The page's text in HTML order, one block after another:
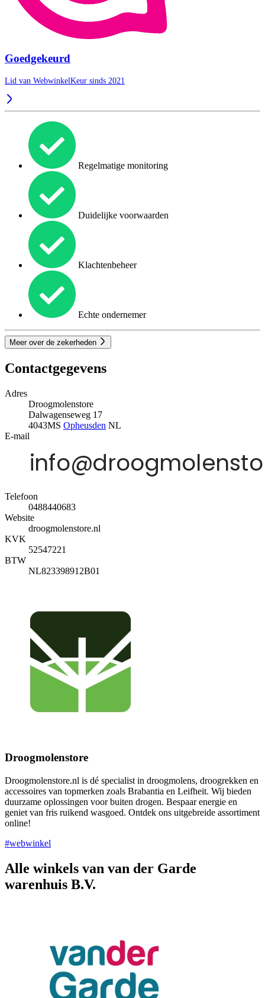
Goedgekeurd
Lid van WebwinkelKeur sinds 2021
Regelmatige monitoring
Duidelijke voorwaarden
Klachtenbeheer
Echte ondernemer
Meer over de zekerheden
Contactgegevens
Adres
Droogmolenstore
Dalwagenseweg 17
4043MS Opheusden NL
E-mail
Telefoon
0488440683
Website
droogmolenstore.nl
KVK
52547221
BTW
NL823398912B01
Droogmolenstore
Droogmolenstore.nl is dé specialist in droogmolens, droogrekken en
accessoires van topmerken zoals Brabantia en Leifheit. Wij bieden
duurzame oplossingen voor buiten drogen. Bespaar energie en
geniet van fris ruikend wasgoed. Ontdek ons uitgebreide assortiment
online!
#webwinkel
Alle winkels van van der Garde
warenhuis B.V.